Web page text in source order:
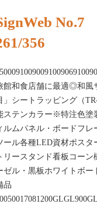
No.7
356
館和食店舗に最適◎和風
」シートラッピング（
ステンカラー※特注色塗
ルムパネル・ボードフ
ール各種LED資材ポスタ
リースタンド看板コー
ゼル・黒板ホワイトボ
品